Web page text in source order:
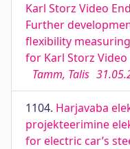
Karl Storz Video
Further
flexibility
for Karl Storz
Tamm, Talis
1104. Harjavaba
projekteerimine
for electric car’s